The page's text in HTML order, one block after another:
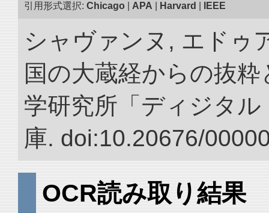
引用形式選択: Chicago APA Harvard IEEE
シャヴァンヌ, エドゥ
国の大蔵経からの抜
学研究所「ディジタ
庫. doi:10.20676/
OCR読み取り結果